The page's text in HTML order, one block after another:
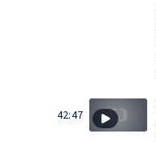
42:47